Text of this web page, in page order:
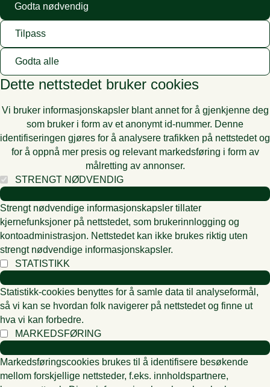
Godta nødvendig
Tilpass
Godta alle
Dette nettstedet bruker cookies
Vi bruker informasjonskapsler blant annet for å gjenkjenne deg
som bruker i form av et anonymt id-nummer. Denne
identifiseringen gjøres for å analysere trafikken på nettstedet og
for å oppnå mer presis og relevant markedsføring i form av
målretting av annonser.
STRENGT NØDVENDIG
Strengt nødvendige informasjonskapsler tillater
kjernefunksjoner på nettstedet, som brukerinnlogging og
kontoadministrasjon. Nettstedet kan ikke brukes riktig uten
strengt nødvendige informasjonskapsler.
STATISTIKK
Statistikk-cookies benyttes for å samle data til analyseformål,
så vi kan se hvordan folk navigerer på nettstedet og finne ut
hva vi kan forbedre.
MARKEDSFØRING
Markedsføringscookies brukes til å identifisere besøkende
mellom forskjellige nettsteder, f.eks. innholdspartnere,